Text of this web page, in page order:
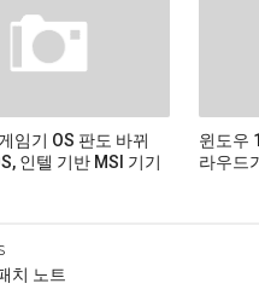
임기 OS 판도 바뀌
인텔 기반 MSI 기기
윈도우
라우드
치 노트